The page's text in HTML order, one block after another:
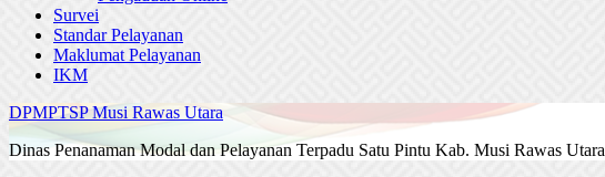
Survei
Standar Pelayanan
Maklumat Pelayanan
IKM
DPMPTSP Musi Rawas Utara
Dinas Penanaman Modal dan Pelayanan Terpadu Satu Pintu Kab. Musi Rawas Utara